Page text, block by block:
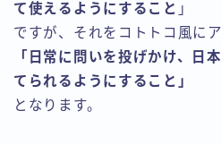
て使えるようにすること 」
ですが、それをコトトコ風に
「日常に問いを投げかけ、日
てられるようにすること」
となります。